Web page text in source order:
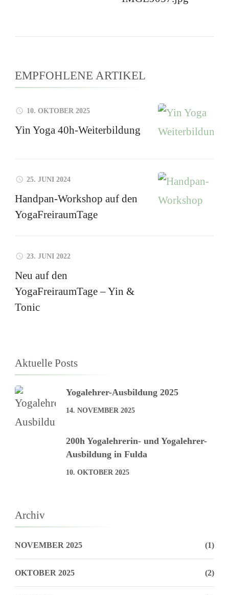
EMPFOHLENE ARTIKEL
10. OKTOBER 2025
Yin Yoga 40h-Weiterbildung
25. JUNI 2024
Handpan-Workshop auf den
YogaFreiraumTage
23. JUNI 2022
Neu auf den
YogaFreiraumTage – Yin &
Tonic
Aktuelle Posts
Yogalehrer-Ausbildung 2025
14. NOVEMBER 2025
200h Yogalehrerin- und Yogalehrer-
Ausbildung in Fulda
10. OKTOBER 2025
Archiv
NOVEMBER 2025 (1)
OKTOBER 2025 (2)